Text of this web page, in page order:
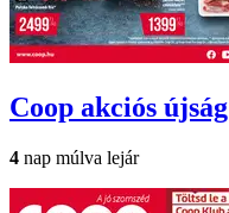
Coop akciós újság
4 nap múlva lejár